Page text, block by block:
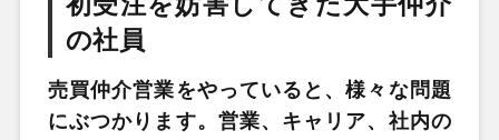
の社員
売買仲介営業をやっていると、様々な問題
にぶつかります。営業、キャリア、社内の